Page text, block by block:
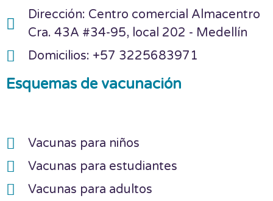
Dirección: Centro comercial Almacentro
Cra. 43A #34-95, local 202 - Medellín
Domicilios: +57 3225683971
Esquemas de vacunación
Vacunas para niños
Vacunas para estudiantes
Vacunas para adultos